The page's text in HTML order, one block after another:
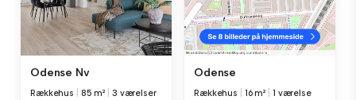
Odense Nv
Rækkehus 85 m² 3 værelser
Odense
Rækkehus 16 m² 1 værelse